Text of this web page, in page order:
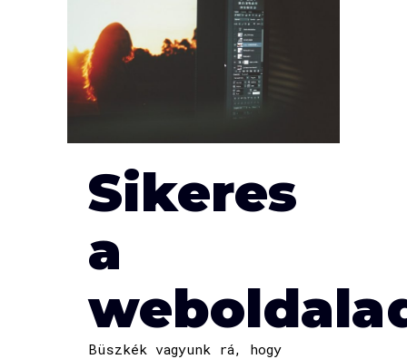
Sikeres
a
Büszkék vagyunk rá, hogy